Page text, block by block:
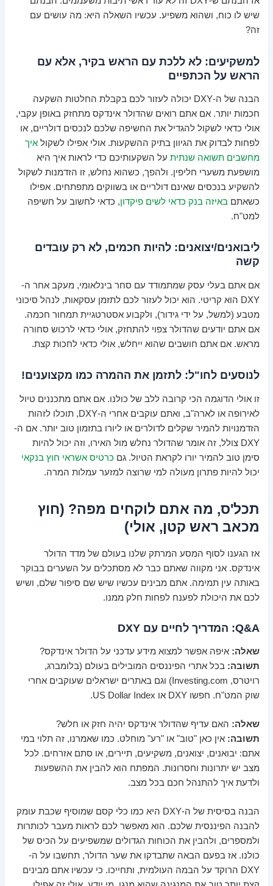
שיש לו כוח, ושהוא משפיע. עכשיו השאלה היא: מה עושים עם
זה?
למשקיעים: לא ללכת עם הראש בקיר, אלא עם
הראש על הכתפיים
הבנה של ה-DXY יכולה לעזור לכם בקבלת החלטות השקעה
חכמות יותר. אם אתם רואים שהדולר אינדקס מתחזק באופן עקבי,
אולי כדאי לשקול להגדיל את החשיפה שלכם לנכסים דולריים, או
לפחות לבדוק את הגיוון בתיק ההשקעות. אולי אפילו לשקולאיך
מחשבים תשואה שנתית על השקעותיכם כדי לראות איך היא
מושפעת משערי חליפין. ולהפך, כשהוא נחלש, זו הזדמנות לשקול
להשקיע בנכסים שאינם דולריים או בשווקים מתפתחים. אפילו
כשאתםבאיזה בנק כדאי לשים פיקדון, כדאי לחשוב על חשיפה
למט"ח.
ליבואנים/יצואנים: להיות חכמים, לא רק עובדים
קשה
אם אתם בעלי עסק שמתמודד עם סחר בינלאומי, מעקב אחר ה-
DXY הוא קריטי. הוא יכול לעזור לכם לתזמן עסקאות, לנהל סיכוני
מטבע (למשל, על ידי גידור), ולקבוע אסטרטגיית תמחור חכמה.
אם אתם יודעים שהדולר צפוי להתחזק, אולי כדאי לרכוש סחורה
מראש. אם אתם חושבים שהוא ייחלש, אולי כדאי לחכות קצת.
לנוסעים לחו"ל: לתזמן את ההמרה כמו מקצוענים!
זו אולי הדוגמה הכי קרובה ללב של כולנו. אם אתם מתכננים טיול
לאירופה או לארה"ב, ואתם עוקבים אחרי ה-DXY, תוכלו לזהות
הזדמנויות להמיר שקלים לדולרים או ליורו בתזמון טוב יותר. אם ה-
DXY צולל, זה אומר שהדולר נחלש מול האירו, וזה יכול להיות
סימן טוב להמיר יורו לקראת הטיול. גם כרטיס אשראי חוץ בנקאי
יכול להיות פתרון מעולה למי שרוצה למזער עמלות המרה.
תכל'ס, מה אתם לוקחים מפה? (חוץ
מכאב ראש קטן, אולי)
אז הגענו לסוף המסע המרתק שלנו בעולם של מדד הדולר
אינדקס. אני מקווה שאתם כבר לא מסתכלים על השערים בבוקר
באותה עין תמימה. אתם מבינים עכשיו שיש שם סיפור שלם, ושיש
לכם את היכולת לפענח לפחות חלק ממנו.
Q&A: המדריך לחיים עם DXY
שאלה: איפה אפשר למצוא מידע עדכני על הדולר אינדקס?
תשובה: בכל אתרי הפיננסים המובילים בעולם (בלומברג,
רויטרס, Investing.com) וגם באתרים ישראלים שעוקבים אחרי
שוק המט"ח. חפשו DXY או US Dollar Index.
שאלה: האם עדיף שהדולר אינדקס יהיה חזק או חלש?
תשובה: אין כאן "טוב" או "רע" מוחלט. כמו שאמרנו, זה תלוי במי
אתם: יבואנים, יצואנים, משקיעים, תיירים, או סתם אזרחים. לכל
מצב יש יתרונות וחסרונות. המפתח הוא להבין את ההשפעות
ולדעת איך להתנהל חכם בכל מצב.
הבנה בסיסית של ה-DXY היא כמו כלי קסם שמוסיף שכבת עומק
להבנה הפיננסית שלכם. הוא מאפשר לכם לראות מעבר לכותרות
ולמספרים, ולהבין את הכוחות הגדולים שמשפיעים על הכיס של
כולנו. אז בפעם הבאה שתבדקו את שער הדולר, תחשבו על ה-
DXY הרוקד על הבמה העולמית, ותחייכו. כי עכשיו אתם מבינים